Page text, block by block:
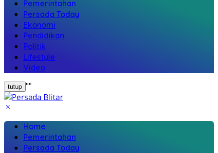
Pemerintahan
Persada Today
Ekonomi
Pendidikan
Politik
Lifestyle
Video
tutup ""
Home
Pemerintahan
Persada Today